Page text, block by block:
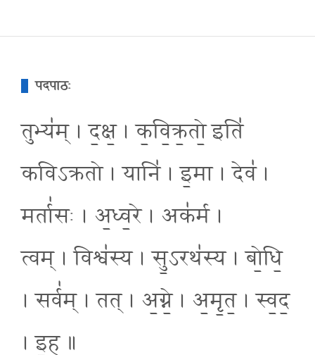
पदपाठः
तुभ्य॑म् । द॒क्ष॒ । क॒वि॒क्र॒तो॒ इति॑
कविऽक्रतो । यानि॑ । इ॒मा । देव॑ ।
मर्ता॑सः । अ॒ध्व॒रे । अक॑र्म ।
त्वम् । विश्व॑स्य । सु॒ऽरथ॑स्य । बो॒धि॒
। सर्व॑म् । तत् । अ॒ग्ने॒ । अ॒मृ॒त॒ । स्व॒द॒
। इ॒ह ॥